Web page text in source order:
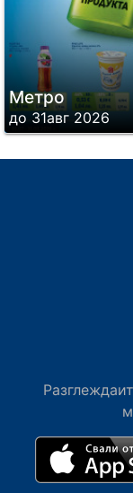
Метро
до 31авг 2026